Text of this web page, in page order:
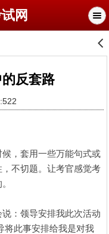
网
󰊒
反套路
，套用一些万能句式或
不切题。让考官感觉考
：领导安排我此次活动
将此事安排给我是对我